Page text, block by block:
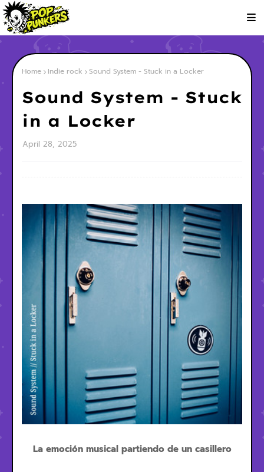
Home Indie rock Sound System - Stuck in a Locker
Sound System - Stuck
in a Locker
April 28, 2025
La emoción musical partiendo de un casillero